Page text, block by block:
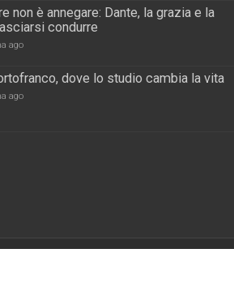
non è annegare: Dante, la grazia e la
condurre
ago
dove lo studio cambia la vita
ago